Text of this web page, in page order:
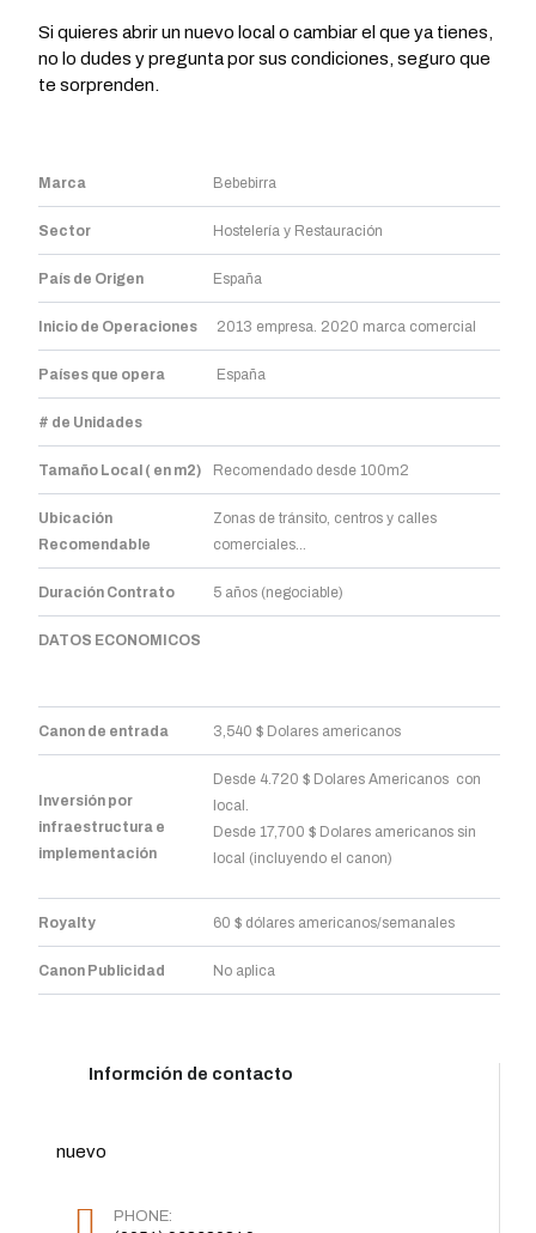
Si quieres abrir un nuevo local o cambiar el que ya tienes,
no lo dudes y pregunta por sus condiciones, seguro que
te sorprenden.
Marca Bebebirra
Sector Hostelería y Restauración
País de Origen España
Inicio de Operaciones 2013 empresa. 2020 marca comercial
Países que opera España
# de Unidades
Tamaño Local ( en m2) Recomendado desde 100m2
Ubicación
Recomendable
Zonas de tránsito, centros y calles
comerciales…
Duración Contrato 5 años (negociable)
DATOS ECONOMICOS
Canon de entrada 3,540 $ Dolares americanos
Inversión por
infraestructura e
implementación
Desde 4.720 $ Dolares Americanos con
local.
Desde 17,700 $ Dolares americanos sin
local (incluyendo el canon)
Royalty 60 $ dólares americanos/semanales
Canon Publicidad No aplica
Informción de contacto
nuevo
PHONE: